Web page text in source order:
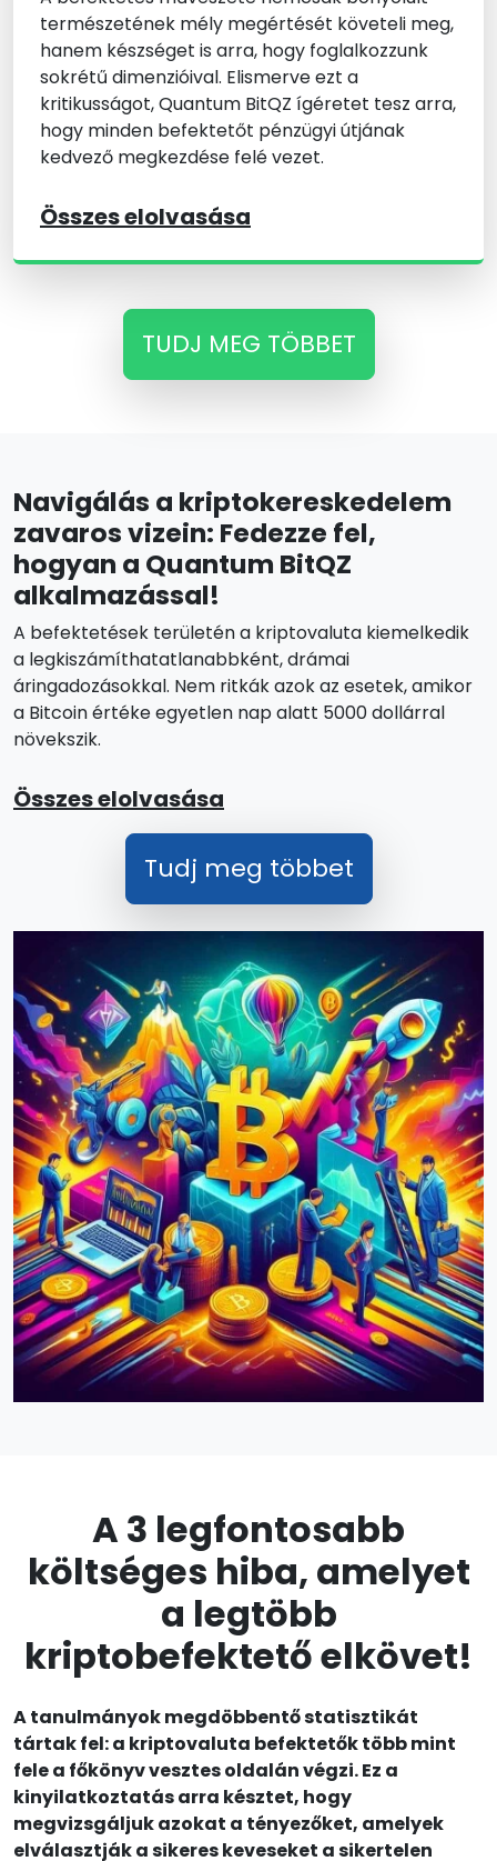
természetének mély megértését követeli meg,
hanem készséget is arra, hogy foglalkozzunk
sokrétű dimenzióival. Elismerve ezt a
kritikusságot, Quantum BitQZ ígéretet tesz arra,
hogy minden befektetőt pénzügyi útjának
kedvező megkezdése felé vezet.
Összes elolvasása
TUDJ MEG TÖBBET
Navigálás a kriptokereskedelem
zavaros vizein: Fedezze fel,
hogyan a Quantum BitQZ
alkalmazással!
A befektetések területén a kriptovaluta kiemelkedik
a legkiszámíthatatlanabbként, drámai
áringadozásokkal. Nem ritkák azok az esetek, amikor
a Bitcoin értéke egyetlen nap alatt 5000 dollárral
növekszik.
Összes elolvasása
Tudj meg többet
A 3 legfontosabb
költséges hiba, amelyet
a legtöbb
kriptobefektető elkövet!
A tanulmányok megdöbbentő statisztikát
tártak fel: a kriptovaluta befektetők több mint
fele a főkönyv vesztes oldalán végzi. Ez a
kinyilatkoztatás arra késztet, hogy
megvizsgáljuk azokat a tényezőket, amelyek
elválasztják a sikeres keveseket a sikertelen